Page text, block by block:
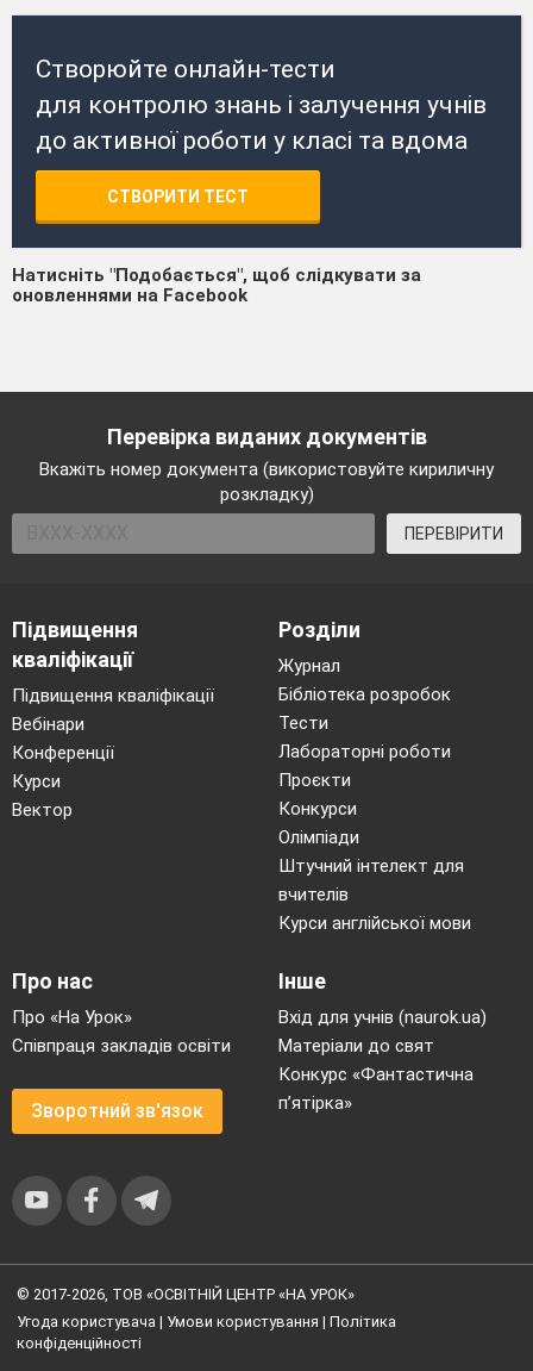
Створюйте онлайн-тести
для контролю знань і залучення учнів
до активної роботи у класі та вдома
СТВОРИТИ ТЕСТ
Натисніть "Подобається", щоб слідкувати за
оновленнями на Facebook
Перевірка виданих документів
Вкажіть номер документа (використовуйте кириличну
розкладку)
ПЕРЕВІРИТИ
Підвищення
кваліфікації
Підвищення кваліфікації
Вебінари
Конференції
Курси
Вектор
Розділи
Журнал
Бібліотека розробок
Тести
Лабораторні роботи
Проєкти
Конкурси
Олімпіади
Штучний інтелект для
вчителів
Курси англійської мови
Про нас
Про «На Урок»
Співпраця закладів освіти
Зворотний зв'язок
Інше
Вхід для учнів (naurok.ua)
Матеріали до свят
Конкурс «Фантастична
п’ятірка»
© 2017-2026, ТОВ «ОСВІТНІЙ ЦЕНТР «НА УРОК»
Угода користувача | Умови користування | Політика
конфіденційності